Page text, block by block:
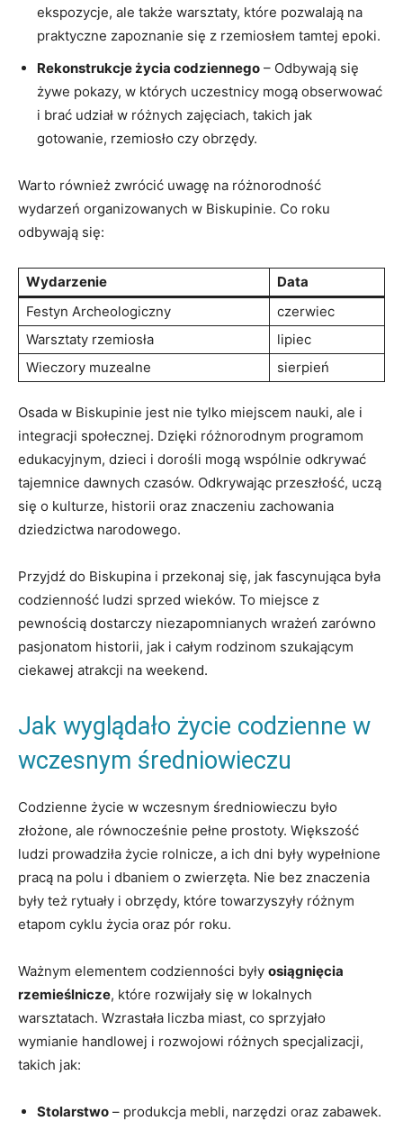
ekspozycje, ale także ⁤warsztaty, które pozwalają na
praktyczne zapoznanie się z rzemiosłem ⁣tamtej epoki.
Rekonstrukcje życia codziennego – Odbywają ​się
żywe pokazy, w których uczestnicy ​mogą obserwować
i brać⁢ udział w różnych zajęciach, takich jak
gotowanie, rzemiosło czy obrzędy.
Warto również zwrócić uwagę na różnorodność
wydarzeń organizowanych w Biskupinie. Co roku
⁣odbywają się:
Wydarzenie
Data
Festyn Archeologiczny
czerwiec
Warsztaty ​rzemiosła
lipiec
Wieczory muzealne
sierpień
Osada w​ Biskupinie jest nie tylko miejscem nauki, ale i
integracji społecznej. Dzięki różnorodnym programom ​
edukacyjnym, dzieci i ⁤dorośli mogą wspólnie odkrywać
tajemnice dawnych czasów. Odkrywając⁢ przeszłość, uczą
się o⁤ kulturze, historii oraz znaczeniu zachowania
dziedzictwa narodowego.
Przyjdź ‍do Biskupina i przekonaj‌ się, jak fascynująca była
codzienność⁤ ludzi sprzed⁢ wieków.‍ To miejsce z
pewnością dostarczy niezapomnianych wrażeń zarówno
pasjonatom historii, jak i ‌całym rodzinom szukającym
ciekawej ‌atrakcji na weekend.
Jak wyglądało życie codzienne w
wczesnym średniowieczu
Codzienne życie w wczesnym średniowieczu było
złożone, ale równocześnie pełne prostoty. Większość
ludzi prowadziła życie rolnicze, a ich dni‌ były wypełnione
pracą ‌na polu i dbaniem o zwierzęta. Nie bez znaczenia
były też rytuały ⁢i obrzędy, które towarzyszyły różnym
etapom cyklu życia oraz pór roku.
Ważnym elementem codzienności były osiągnięcia
rzemieślnicze, które rozwijały się w lokalnych
⁣warsztatach. Wzrastała liczba miast, co sprzyjało
wymianie handlowej i ​rozwojowi różnych specjalizacji,
takich‌ jak:
Stolarstwo – produkcja ⁤mebli, narzędzi oraz zabawek.